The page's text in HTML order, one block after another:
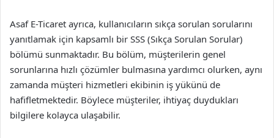
Asaf E-Ticaret ayrıca, kullanıcıların sıkça sorulan sorularını
yanıtlamak için kapsamlı bir SSS (Sıkça Sorulan Sorular)
bölümü sunmaktadır. Bu bölüm, müşterilerin genel
sorunlarına hızlı çözümler bulmasına yardımcı olurken, aynı
zamanda müşteri hizmetleri ekibinin iş yükünü de
hafifletmektedir. Böylece müşteriler, ihtiyaç duydukları
bilgilere kolayca ulaşabilir.